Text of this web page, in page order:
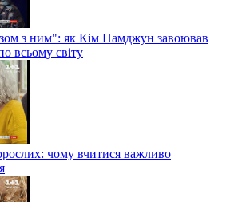
з ним": як Кім Намджун завоював
всьому світу
чому вчитися важливо